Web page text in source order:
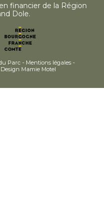
financier de la Région
Dole.
Parc - Mentions légales-
Design Mamie Motel